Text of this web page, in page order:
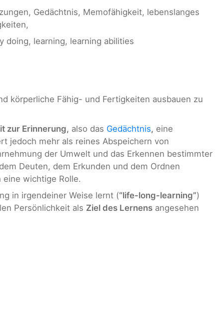
Gedächtnis, Memofähigkeit, lebenslanges
doing, learning, learning abilities
körperliche Fähig- und Fertigkeiten ausbauen zu
zur Erinnerung, also das Gedächtnis, eine
jedoch mehr als reines Abspeichern von
der Umwelt und das Erkennen bestimmter
Deuten, dem Erkunden und dem Ordnen
wichtige Rolle.
in irgendeiner Weise lernt (“life-long-learning”)
Persönlichkeit als Ziel des Lernens angesehen